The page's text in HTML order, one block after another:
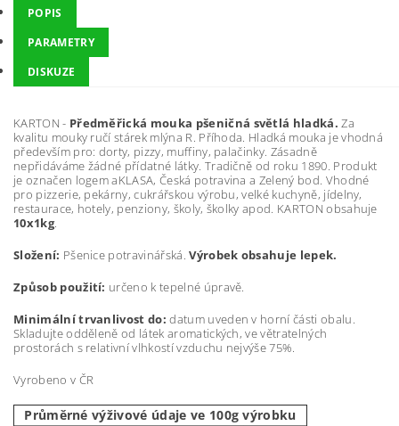
POPIS
PARAMETRY
DISKUZE
KARTON - Předměřická mouka pšeničná světlá hladká. Za
kvalitu mouky ručí stárek mlýna R. Příhoda. Hladká mouka je vhodná
především pro: dorty, pizzy, muffiny, palačinky. Zásadně
nepřidáváme žádné přídatné látky. Tradičně od roku 1890. Produkt
je označen logem aKLASA, Česká potravina a Zelený bod. Vhodné
pro pizzerie, pekárny, cukrářskou výrobu, velké kuchyně, jídelny,
restaurace, hotely, penziony, školy, školky apod. KARTON obsahuje
10x1kg.
Složení: Pšenice potravinářská.Výrobek obsahuje lepek.
Způsob použití: určeno k tepelné úpravě.
Minimální trvanlivost do: datum uveden v horní části obalu.
Skladujte odděleně od látek aromatických, ve větratelných
prostorách s relativní vlhkostí vzduchu nejvýše 75%.
Vyrobeno v ČR
Průměrné výživové údaje ve 100g výrobku